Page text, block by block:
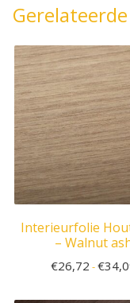
Interieurfolie
– Walnut
€26,72 -€